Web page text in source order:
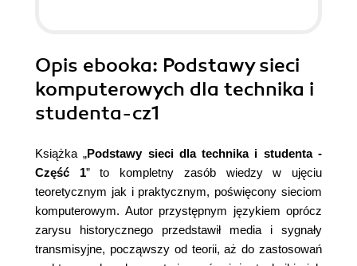
Opis ebooka: Podstawy sieci
komputerowych dla technika i
studenta-cz1
Książka „Podstawy sieci dla technika i studenta -
Część 1” to kompletny zasób wiedzy w ujęciu
teoretycznym jak i praktycznym, poświęcony sieciom
komputerowym. Autor przystępnym językiem oprócz
zarysu historycznego przedstawił media i sygnały
transmisyjne, począwszy od teorii, aż do zastosowań